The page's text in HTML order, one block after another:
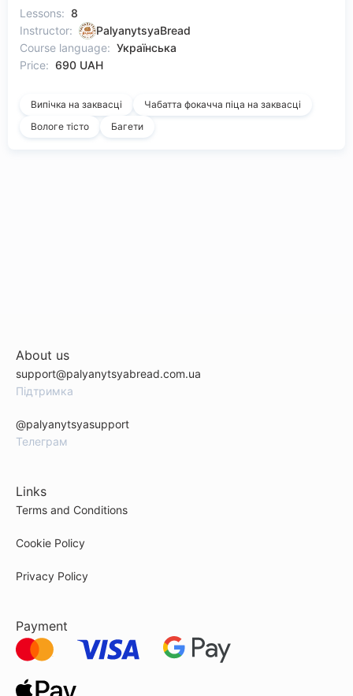
Lessons: 8
Instructor:
PalyanytsyaBread
Course language: Українська
Price: 690 UAH
Випічка на заквасці
Чабатта фокачча піца на заквасці
Вологе тісто
Багети
About us
support@palyanytsyabread.com.ua
Підтримка
@palyanytsyasupport
Телеграм
Links
Terms and Conditions
Cookie Policy
Privacy Policy
Payment